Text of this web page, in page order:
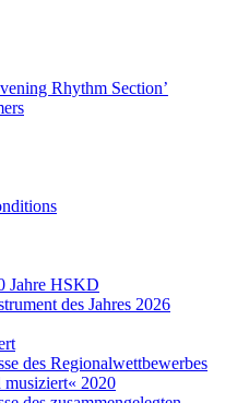
Rhythm Section’
Jahre HSKD
des Jahres 2026
des Regionalwettbewerbes
musiziert« 2020